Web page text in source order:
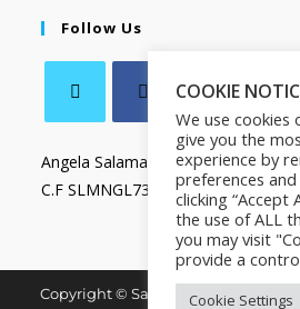
Follow Us
Angela Salamanca
C.F SLMNGL73T41Z133X
Copyright © Salamanca Book &
COOKIE
We use cookies
give you the
experience by
preferences
clicking “Accept
the use of ALL
you may visit
provide a
Cookie Settings